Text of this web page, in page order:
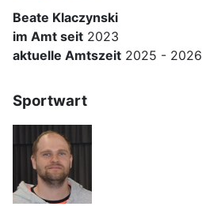
Beate Klaczynski
im Amt seit 2023
aktuelle Amtszeit 2025 - 2026
Sportwart